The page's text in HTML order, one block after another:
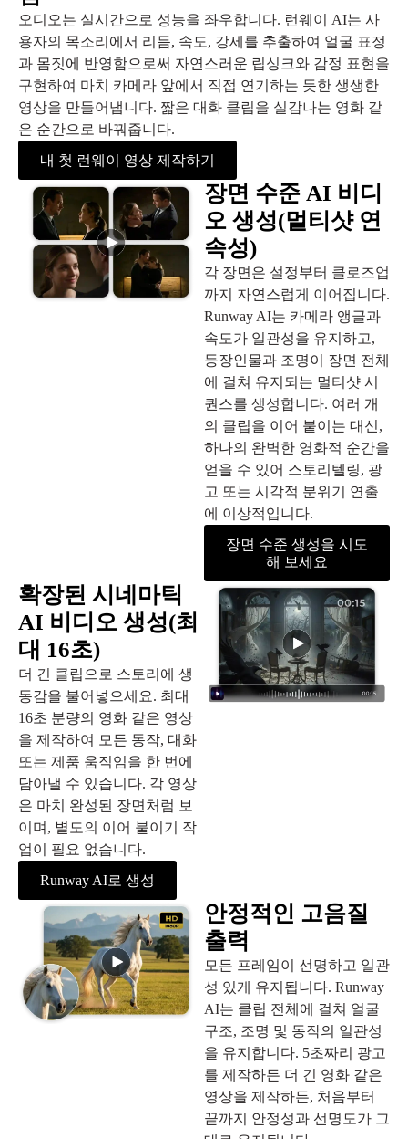
오디오는 실시간으로 성능을 좌우합니다. 런웨이 AI는 사
용자의 목소리에서 리듬, 속도, 강세를 추출하여 얼굴 표정
과 몸짓에 반영함으로써 자연스러운 립싱크와 감정 표현을
구현하여 마치 카메라 앞에서 직접 연기하는 듯한 생생한
영상을 만들어냅니다. 짧은 대화 클립을 실감나는 영화 같
은 순간으로 바꿔줍니다.
내 첫 런웨이 영상 제작하기
장면 수준 AI 비디
오 생성(멀티샷 연
속성)
각 장면은 설정부터 클로즈업
까지 자연스럽게 이어집니다.
Runway AI는 카메라 앵글과
속도가 일관성을 유지하고,
등장인물과 조명이 장면 전체
에 걸쳐 유지되는 멀티샷 시
퀀스를 생성합니다. 여러 개
의 클립을 이어 붙이는 대신,
하나의 완벽한 영화적 순간을
얻을 수 있어 스토리텔링, 광
고 또는 시각적 분위기 연출
에 이상적입니다.
장면 수준 생성을 시도
해 보세요
확장된 시네마틱
AI 비디오 생성(최
대 16초)
더 긴 클립으로 스토리에 생
동감을 불어넣으세요. 최대
16초 분량의 영화 같은 영상
을 제작하여 모든 동작, 대화
또는 제품 움직임을 한 번에
담아낼 수 있습니다. 각 영상
은 마치 완성된 장면처럼 보
이며, 별도의 이어 붙이기 작
업이 필요 없습니다.
Runway AI로 생성
안정적인 고음질
출력
모든 프레임이 선명하고 일관
성 있게 유지됩니다. Runway
AI는 클립 전체에 걸쳐 얼굴
구조, 조명 및 동작의 일관성
을 유지합니다. 5초짜리 광고
를 제작하든 더 긴 영화 같은
영상을 제작하든, 처음부터
끝까지 안정성과 선명도가 그